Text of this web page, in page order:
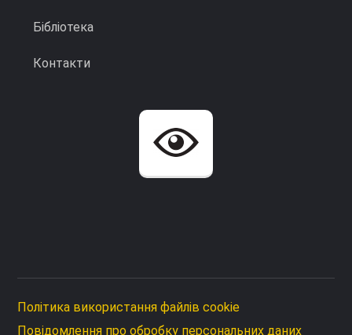
Бібліотека
Контакти
Політика використання файлів cookie
Повідомлення про обробку персональних даних